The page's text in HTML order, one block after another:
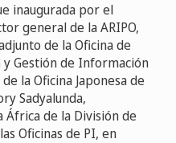
inaugurada por el
general de la ARIPO,
de la Oficina de
Gestión de Información
la Oficina Japonesa de
Sadyalunda,
de la División de
Oficinas de PI, en